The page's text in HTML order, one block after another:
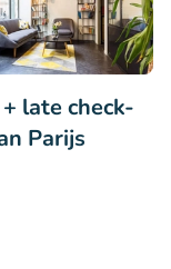
late check-
Parijs